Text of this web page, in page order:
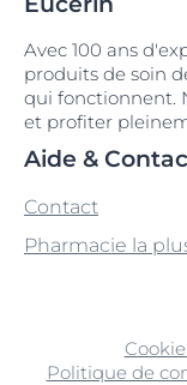
Avec 100 ans
produits de soin
qui fonctionnent.
et profiter
Aide &
Contact
Pharmacie la
Politique de